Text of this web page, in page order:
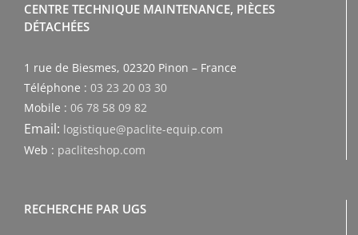
CENTRE TECHNIQUE MAINTENANCE, PIÈCES
DÉTACHÉES
1 rue de Biesmes, 02320 Pinon – France
Téléphone : 03 23 20 03 30
Mobile : 06 78 58 09 82
Email: logistique@paclite-equip.com
Web : pacliteshop.com
RECHERCHE PAR UGS